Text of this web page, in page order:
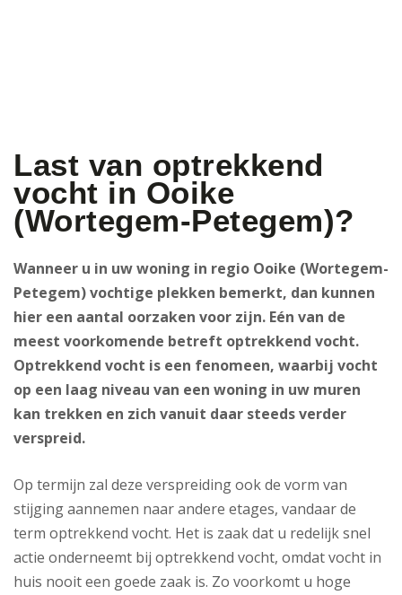
Last van optrekkend
vocht in Ooike
(Wortegem-Petegem)?
Wanneer u in uw woning in regio Ooike (Wortegem-
Petegem) vochtige plekken bemerkt, dan kunnen
hier een aantal oorzaken voor zijn. Eén van de
meest voorkomende betreft optrekkend vocht.
Optrekkend vocht is een fenomeen, waarbij vocht
op een laag niveau van een woning in uw muren
kan trekken en zich vanuit daar steeds verder
verspreid.
Op termijn zal deze verspreiding ook de vorm van
stijging aannemen naar andere etages, vandaar de
term optrekkend vocht. Het is zaak dat u redelijk snel
actie onderneemt bij optrekkend vocht, omdat vocht in
huis nooit een goede zaak is. Zo voorkomt u hoge